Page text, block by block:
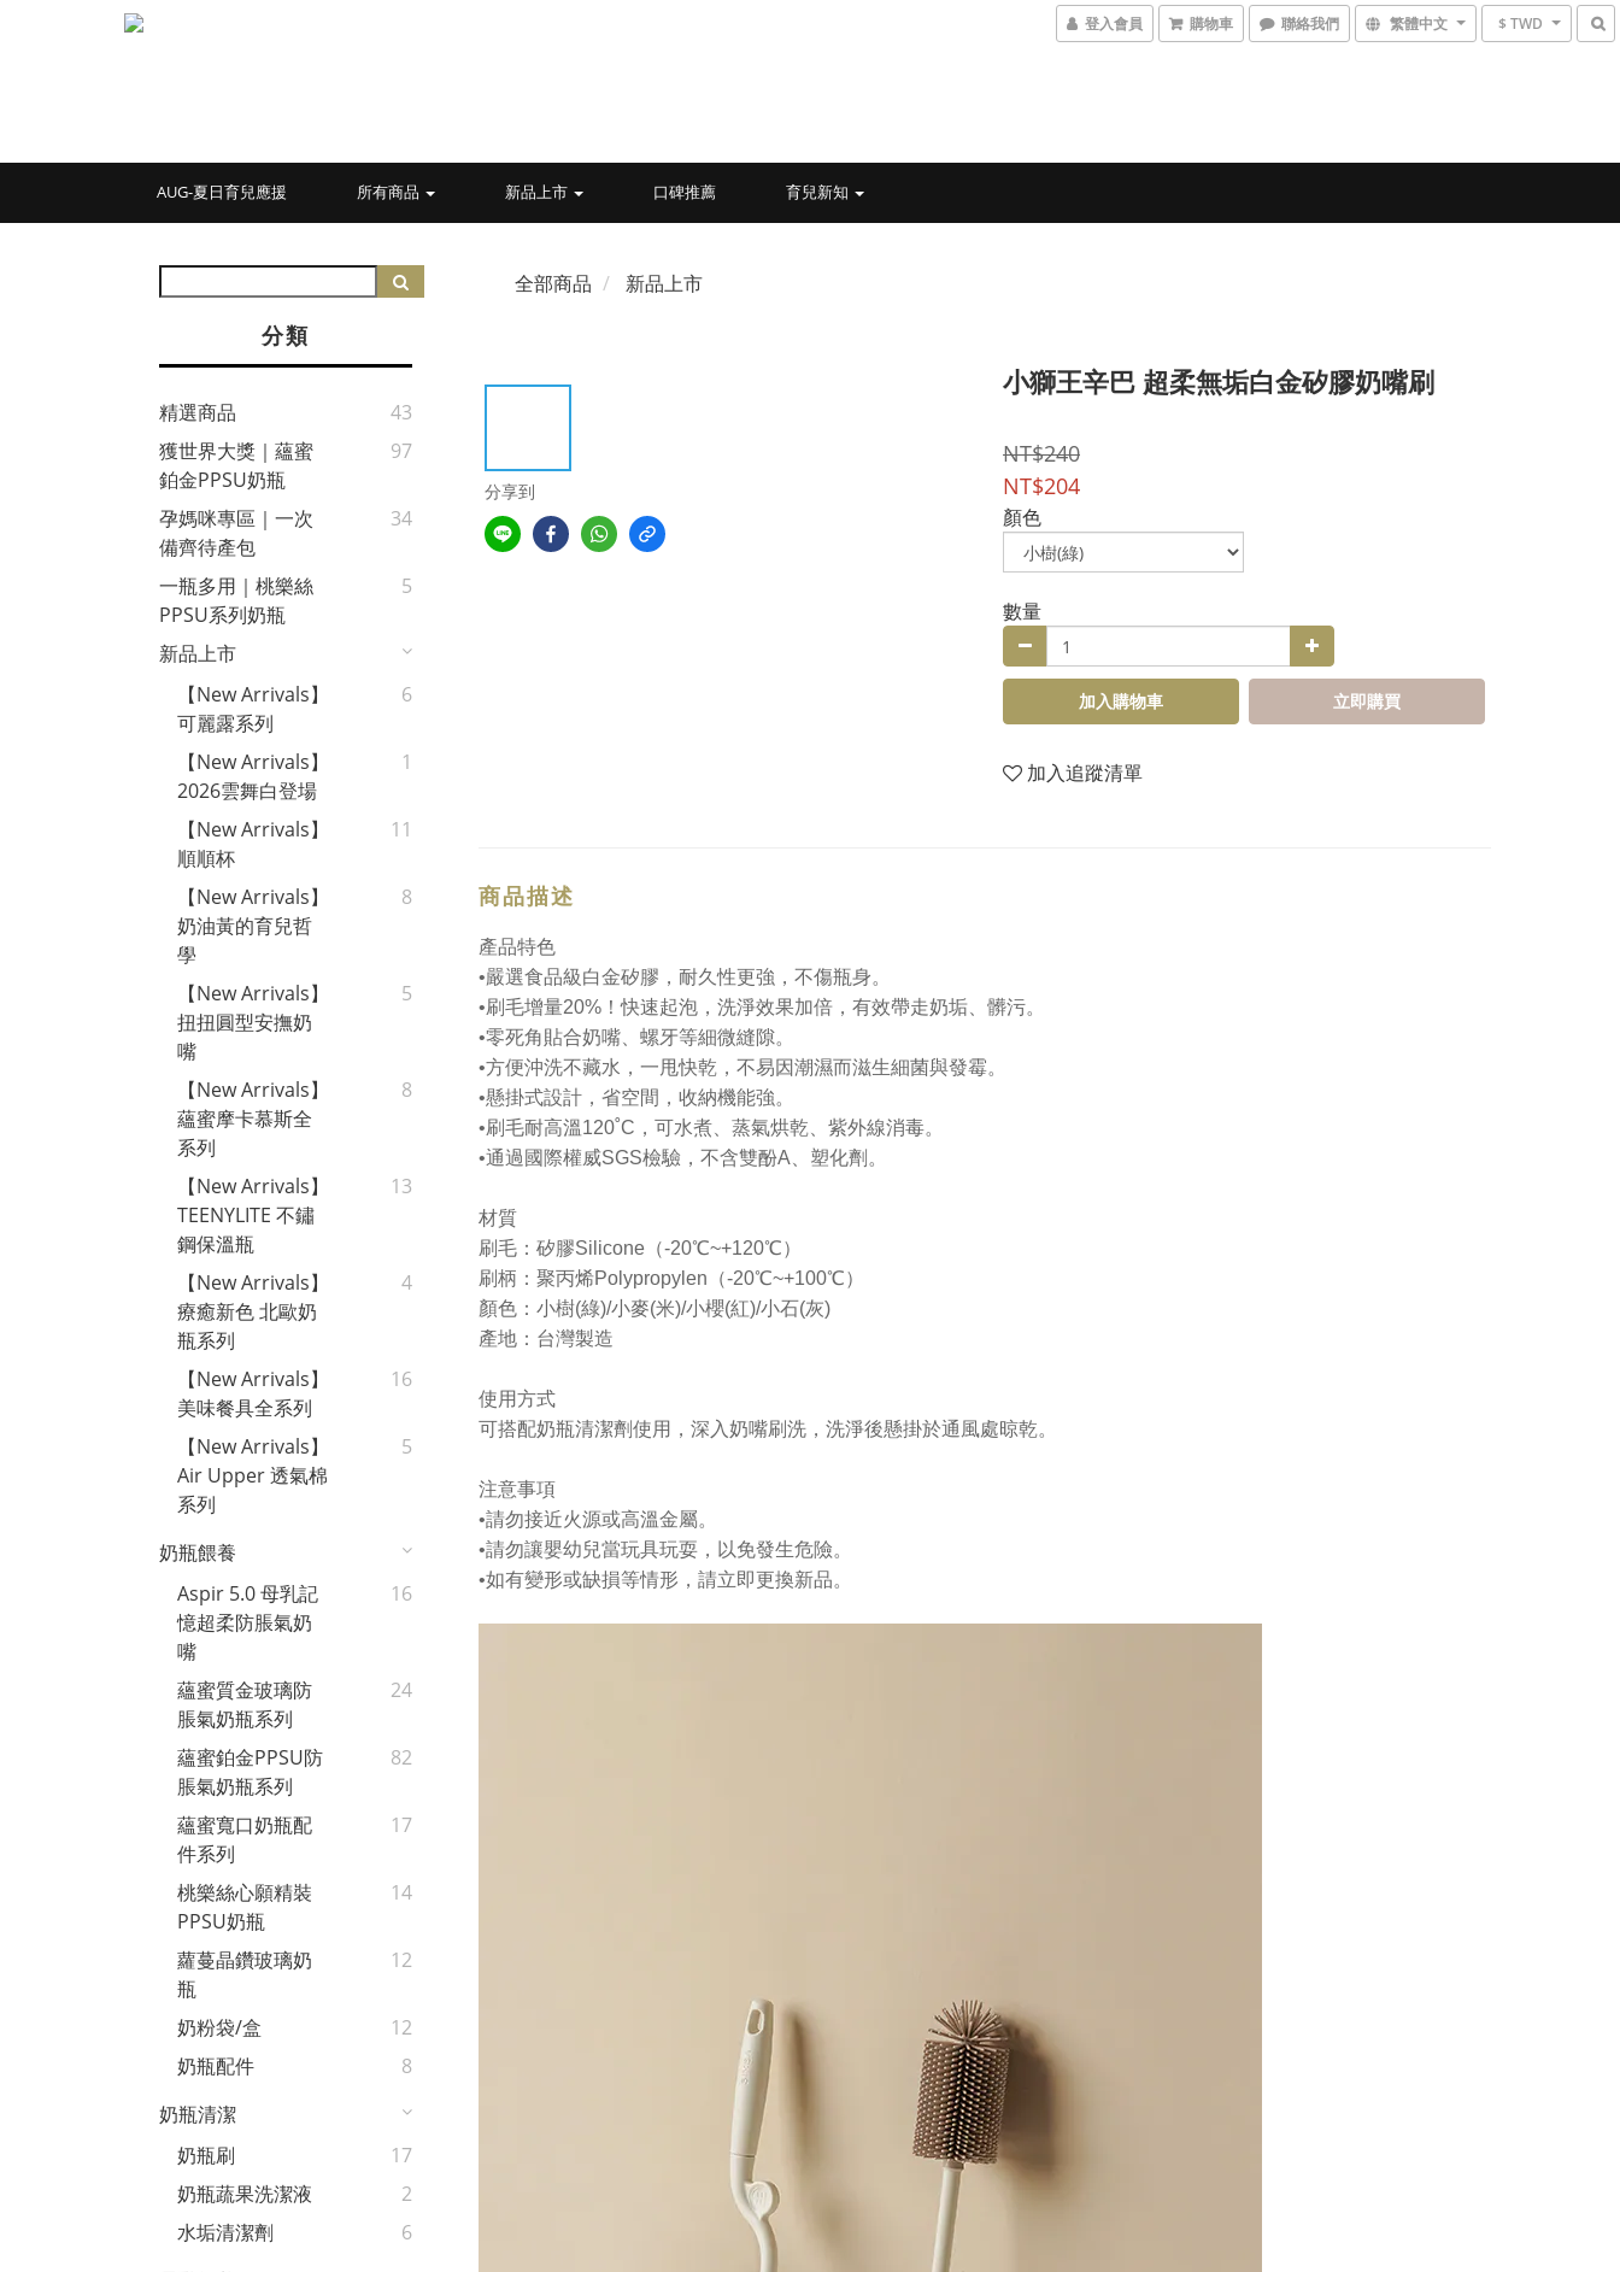
登入會員 購物車 聯絡我們 繁體中文 $ TWD
AUG-夏日育兒應援 所有商品 新品上市 口碑推薦 育兒新知
分類
精選商品
43
獲世界大獎｜蘊蜜
鉑金PPSU奶瓶
97
孕媽咪專區｜一次
備齊待產包
34
一瓶多用｜桃樂絲
PPSU系列奶瓶
5
新品上市
【New Arrivals】
可麗露系列
6
【New Arrivals】
2026雲舞白登場
1
【New Arrivals】
順順杯
11
【New Arrivals】
奶油黃的育兒哲
學
8
【New Arrivals】
扭扭圓型安撫奶
嘴
5
【New Arrivals】
蘊蜜摩卡慕斯全
系列
8
【New Arrivals】
TEENYLITE 不鏽
鋼保溫瓶
13
【New Arrivals】
療癒新色 北歐奶
瓶系列
4
【New Arrivals】
美味餐具全系列
16
【New Arrivals】
Air Upper 透氣棉
系列
5
奶瓶餵養
Aspir 5.0 母乳記
憶超柔防脹氣奶
嘴
16
蘊蜜質金玻璃防
脹氣奶瓶系列
24
蘊蜜鉑金PPSU防
脹氣奶瓶系列
82
蘊蜜寬口奶瓶配
件系列
17
桃樂絲心願精裝
PPSU奶瓶
14
蘿蔓晶鑽玻璃奶
瓶
12
奶粉袋/盒
12
奶瓶配件
8
奶瓶清潔
奶瓶刷
17
奶瓶蔬果洗潔液
2
水垢清潔劑
6
全部商品 新品上市
分享到
小獅王辛巴 超柔無垢白金矽膠奶嘴刷
NT$240
NT$204
顏色
數量
加入購物車 立即購買
加入追蹤清單
商品描述
產品特色
•嚴選食品級白金矽膠，耐久性更強，不傷瓶身。
•刷毛增量20%！快速起泡，洗淨效果加倍，有效帶走奶垢、髒污。
•零死角貼合奶嘴、螺牙等細微縫隙。
•方便沖洗不藏水，一甩快乾，不易因潮濕而滋生細菌與發霉。
•懸掛式設計，省空間，收納機能強。
•刷毛耐高溫120˚C，可水煮、蒸氣烘乾、紫外線消毒。
•通過國際權威SGS檢驗，不含雙酚A、塑化劑。
材質
刷毛：矽膠Silicone（-20℃~+120℃）
刷柄：聚丙烯Polypropylen（-20℃~+100℃）
顏色： 小樹(綠)/小麥(米)/小櫻(紅)/小石(灰)
產地：台灣製造
使用方式
可搭配奶瓶清潔劑使用，深入奶嘴刷洗，洗淨後懸掛於通風處晾乾。
注意事項
•請勿接近火源或高溫金屬。
•請勿讓嬰幼兒當玩具玩耍，以免發生危險。
•如有變形或缺損等情形，請立即更換新品。